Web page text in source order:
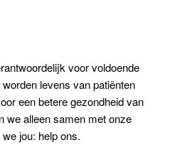
voor voldoende
levens van patiënten
een betere gezondheid van
we alleen samen met onze
jou: help ons.